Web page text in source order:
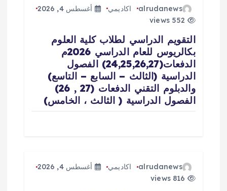
ت
alrudanews اكاديمي
أغسطس 4, 2026
التقويم الدراسي لطلاب كلية العلوم
بكالريوس للعام الدراسي 2026م
الدفعات(24,25,26,27) الفصول
الدراسية (الثالث – السابع – التاسع)
والدبلوم التقني الدفعات (27 , 26)
الفصول الدراسية ( الثالث ، الخامس)
alrudanews اكاديمي
أغسطس 4, 2026